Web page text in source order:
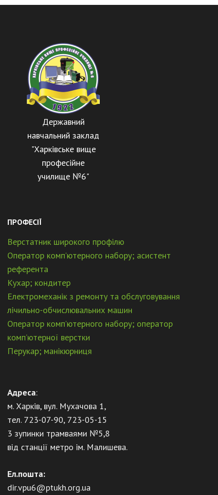
Державний
навчальний заклад
"Харківське вище
професійне
училище №6"
ПРОФЕСІЇ
Верстатник широкого профілю
Оператор комп’ютерного набору; асистент
референта
Кухар; кондитер
Електромеханік з ремонту та обслуговування
лічильно-обчислювальних машин
Оператор комп’ютерного набору; оператор
комп’ютерної верстки
Перукар; манікюрниця
Адреса:
м. Харків, вул. Мухачова 1,
тел. 723-07-90, 723-05-15
3 зупинки трамваями №5,8
від станції метро ім. Малишева.
Ел.пошта:
dir.vpu6@ptukh.org.ua